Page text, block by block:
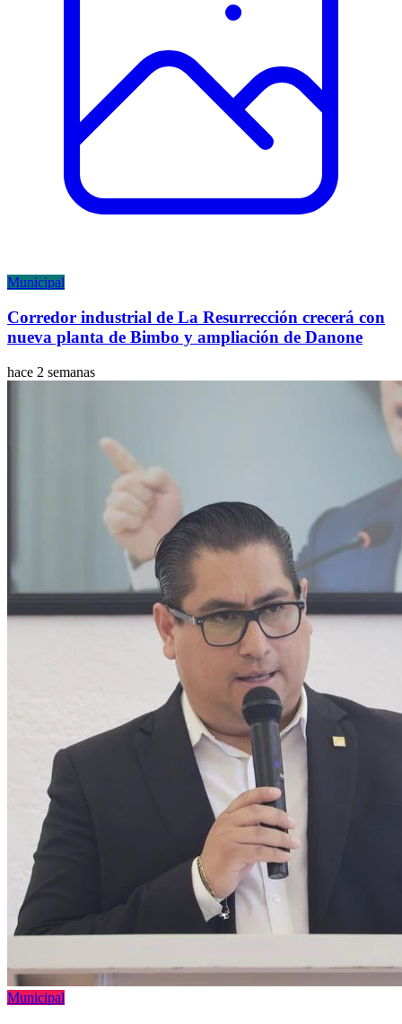
Municipal
Corredor industrial de La Resurrección crecerá con
nueva planta de Bimbo y ampliación de Danone
hace 2 semanas
Municipal